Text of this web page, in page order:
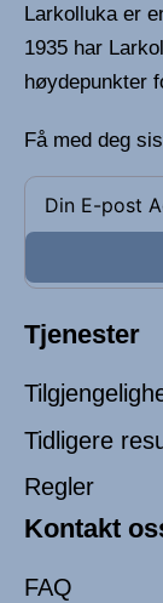
Larkolluka er
1935 har
høydepunkter
Få med deg
Tjenester
Tidligere
Regler
Kontakt
FAQ